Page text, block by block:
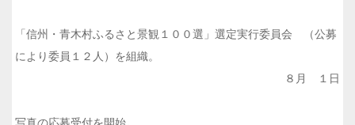
「信州・青木村ふるさと景観１００選」選定実行委員会 （公募
により委員１２人）を組織。
８月 １日
写真の応募受付を開始。